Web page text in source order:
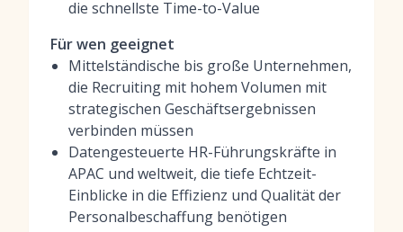
die schnellste Time-to-Value
Für wen geeignet
Mittelständische bis große Unternehmen,
die Recruiting mit hohem Volumen mit
strategischen Geschäftsergebnissen
verbinden müssen
Datengesteuerte HR-Führungskräfte in
APAC und weltweit, die tiefe Echtzeit-
Einblicke in die Effizienz und Qualität der
Personalbeschaffung benötigen